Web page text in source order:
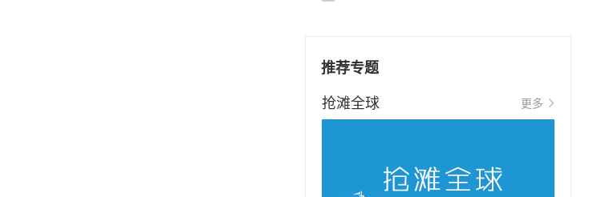
推荐专题
抢滩全球 更多